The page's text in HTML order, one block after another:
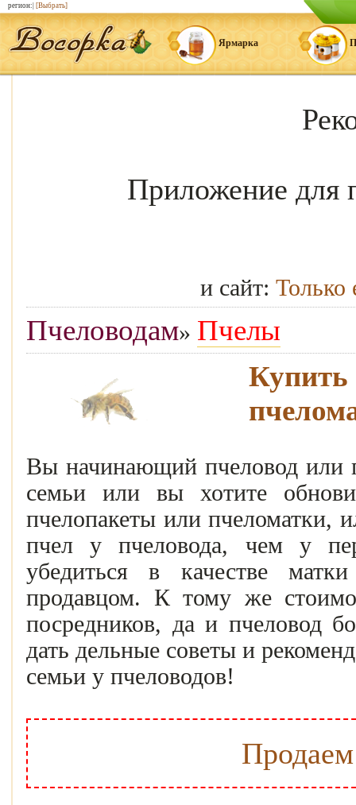
Ярмарка
Приложение для
и сайт:
Пчеловодам» Пчелы
Вы начинающий пчеловод или
семьи или вы хотите
пчелопакеты или пчеломатки,
пчел у пчеловода, чем у
убедиться в качестве
продавцом. К тому же
посредников, да и пчеловод
дать дельные советы и
семьи у пчеловодов!
регион:| [Выбрать]